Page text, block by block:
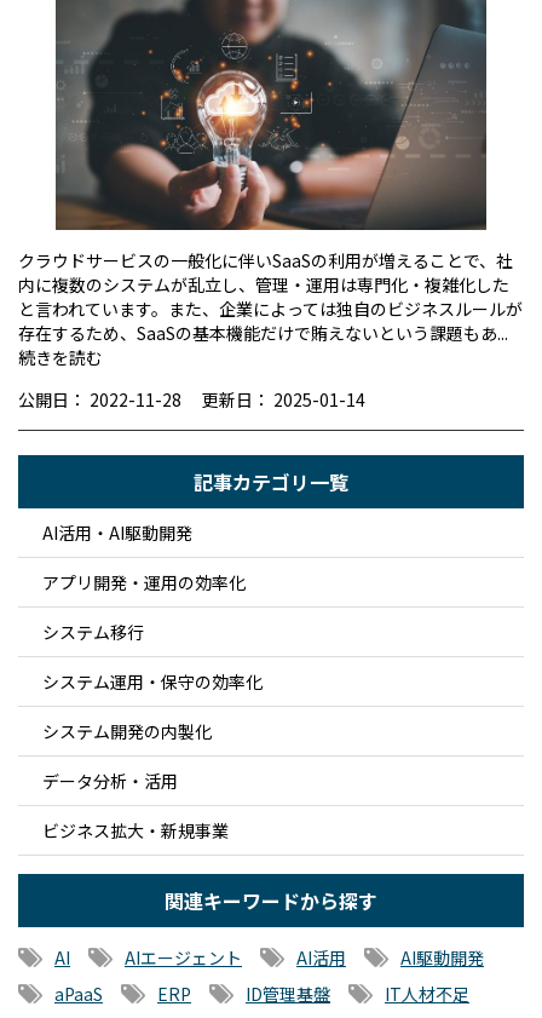
クラウドサービスの一般化に伴いSaaSの利用が増えることで、社
内に複数のシステムが乱立し、管理・運用は専門化・複雑化した
と言われています。また、企業によっては独自のビジネスルールが
存在するため、SaaSの基本機能だけで賄えないという課題もあ...
続きを読む
公開日： 2022-11-28 更新日： 2025-01-14
記事カテゴリ一覧
AI活用・AI駆動開発
アプリ開発・運用の効率化
システム移行
システム運用・保守の効率化
システム開発の内製化
データ分析・活用
ビジネス拡大・新規事業
関連キーワードから探す
AI AIエージェント AI活用
AI駆動開発
aPaaS
ERP ID管理基盤
IT人材不足